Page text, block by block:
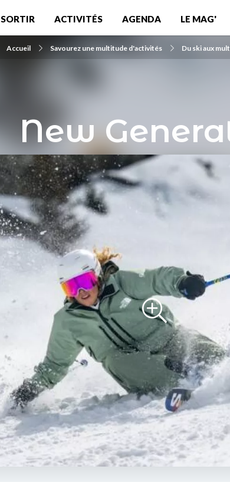
SORTIR ACTIVITÉS AGENDA LE MAG'
Accueil Savourez une multitude d'activités Du ski aux
New